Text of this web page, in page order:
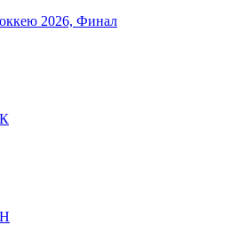
2026, Финал